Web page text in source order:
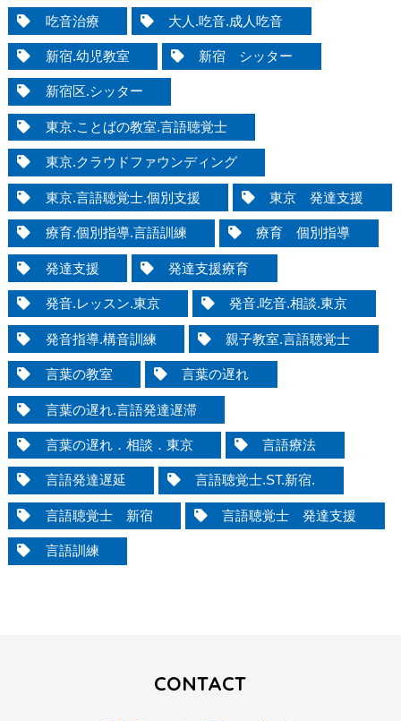
吃音治療 大人.吃音.成人吃音
新宿.幼児教室 新宿 シッター
新宿区.シッター
東京.ことばの教室.言語聴覚士
東京.クラウドファウンディング
東京.言語聴覚士.個別支援 東京 発達支援
療育.個別指導.言語訓練 療育 個別指導
発達支援 発達支援療育
発音.レッスン.東京 発音.吃音.相談.東京
発音指導.構音訓練 親子教室.言語聴覚士
言葉の教室 言葉の遅れ
言葉の遅れ.言語発達遅滞
言葉の遅れ．相談．東京 言語療法
言語発達遅延 言語聴覚士.ST.新宿.
言語聴覚士 新宿 言語聴覚士 発達支援
言語訓練
CONTACT